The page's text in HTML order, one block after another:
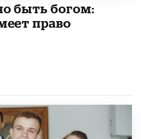
быть богом:
право